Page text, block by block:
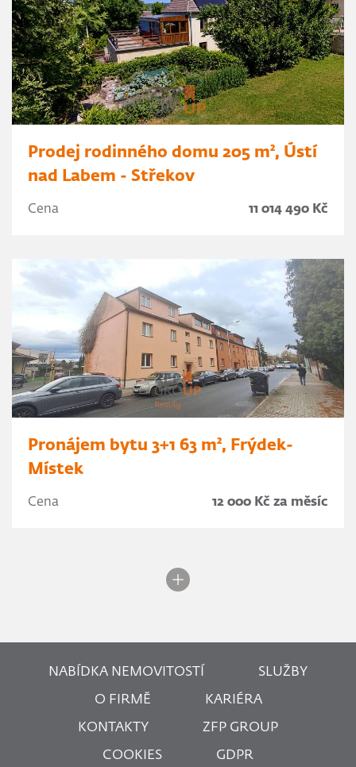
Prodej rodinného domu 205 m², Ústí
nad Labem - Střekov
Cena 11 014 490 Kč
Pronájem bytu 3+1 63 m², Frýdek-
Místek
Cena 12 000 Kč za měsíc
NABÍDKA NEMOVITOSTÍ SLUŽBY
O FIRMĚ KARIÉRA
KONTAKTY ZFP GROUP
COOKIES GDPR